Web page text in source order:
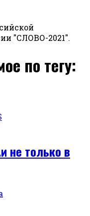
"СЛОВО-2021".
по тегу:
не только в